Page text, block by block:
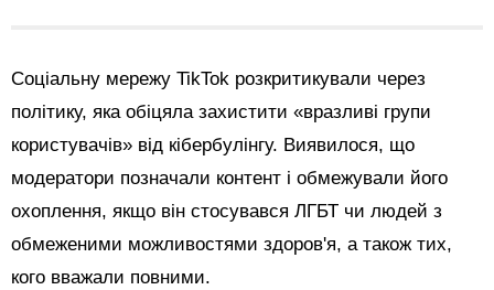
Соціальну мережу TikTok розкритикували через
політику, яка обіцяла захистити «вразливі групи
користувачів» від кібербулінгу. Виявилося, що
модератори позначали контент і обмежували його
охоплення, якщо він стосувався ЛГБТ чи людей з
обмеженими можливостями здоров'я, а також тих,
кого вважали повними.